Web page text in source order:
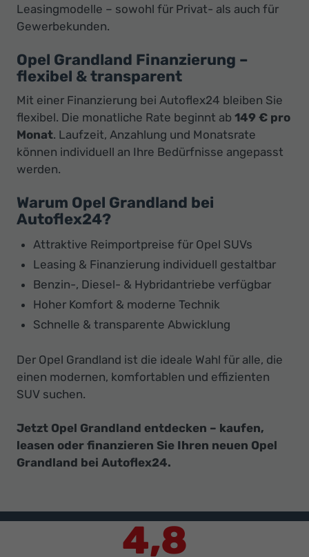
Leasingmodelle – sowohl für Privat- als auch für
Gewerbekunden.
Opel Grandland Finanzierung –
flexibel & transparent
Mit einer Finanzierung bei Autoflex24 bleiben Sie
flexibel. Die monatliche Rate beginnt ab 149 € pro
Monat. Laufzeit, Anzahlung und Monatsrate
können individuell an Ihre Bedürfnisse angepasst
werden.
Warum Opel Grandland bei
Autoflex24?
Attraktive Reimportpreise für Opel SUVs
Leasing & Finanzierung individuell gestaltbar
Benzin-, Diesel- & Hybridantriebe verfügbar
Hoher Komfort & moderne Technik
Schnelle & transparente Abwicklung
Der Opel Grandland ist die ideale Wahl für alle, die
einen modernen, komfortablen und effizienten
SUV suchen.
Jetzt Opel Grandland entdecken – kaufen,
leasen oder finanzieren Sie Ihren neuen Opel
Grandland bei Autoflex24.
4,8